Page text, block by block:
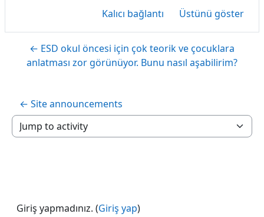
Kalıcı bağlantı
Üstünü göster
← ESD okul öncesi için çok teorik ve çocuklara
anlatması zor görünüyor. Bunu nasıl aşabilirim?
← Site announcements
Jump to activity
Giriş yapmadınız. (Giriş yap)